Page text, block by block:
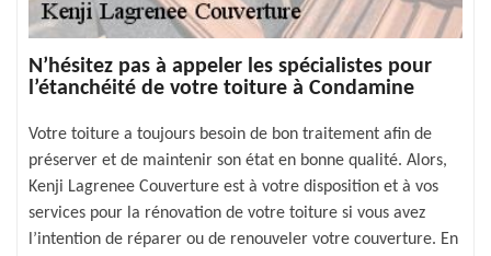
N’hésitez pas à appeler les spécialistes pour
l’étanchéité de votre toiture à Condamine
Votre toiture a toujours besoin de bon traitement afin de
préserver et de maintenir son état en bonne qualité. Alors,
Kenji Lagrenee Couverture est à votre disposition et à vos
services pour la rénovation de votre toiture si vous avez
l’intention de réparer ou de renouveler votre couverture. En